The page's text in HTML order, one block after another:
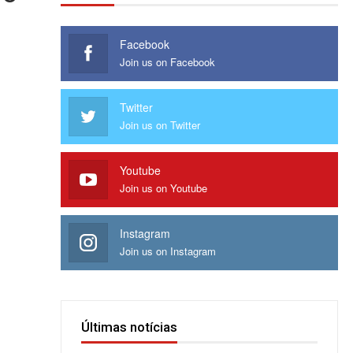
Facebook
Join us on Facebook
Twitter
Join us on Twitter
Youtube
Join us on Youtube
Instagram
Join us on Instagram
Últimas notícias